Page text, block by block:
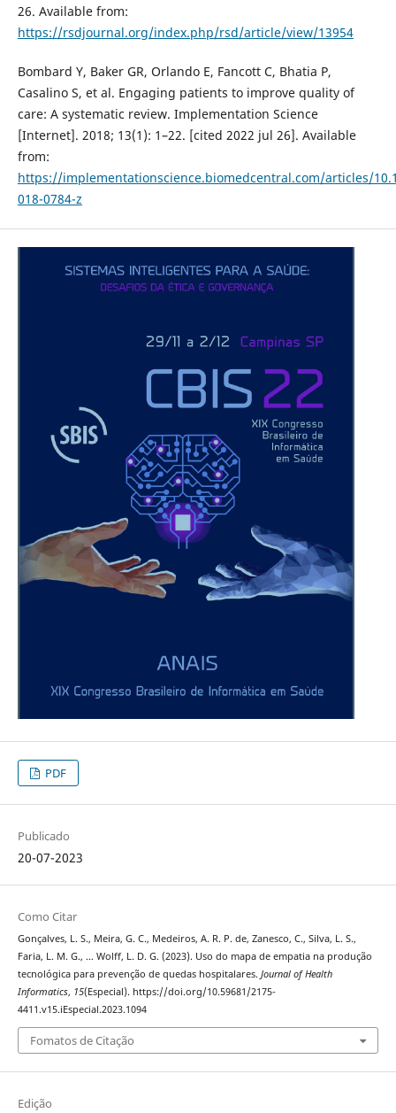
26. Available from:
https://rsdjournal.org/index.php/rsd/article/view/13954
Bombard Y, Baker GR, Orlando E, Fancott C, Bhatia P,
Casalino S, et al. Engaging patients to improve quality of
care: A systematic review. Implementation Science
[Internet]. 2018; 13(1): 1–22. [cited 2022 jul 26]. Available
from:
https://implementationscience.biomedcentral.com/articles/
018-0784-z
PDF
Publicado
20-07-2023
Como Citar
Gonçalves, L. S., Meira, G. C., Medeiros, A. R. P. de, Zanesco, C., Silva, L. S.,
Faria, L. M. G., … Wolff, L. D. G. (2023). Uso do mapa de empatia na produção
tecnológica para prevenção de quedas hospitalares. Journal of Health
Informatics, 15(Especial). https://doi.org/10.59681/2175-
4411.v15.iEspecial.2023.1094
Fomatos de Citação
Edição